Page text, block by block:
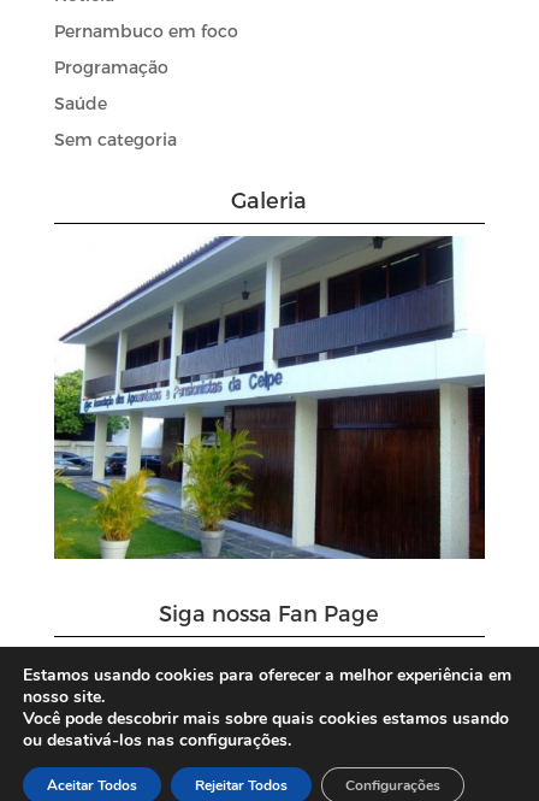
Pernambuco em foco
Programação
Saúde
Sem categoria
Galeria
Siga nossa Fan Page
Estamos usando cookies para oferecer a melhor experiência em
nosso site.
Você pode descobrir mais sobre quais cookies estamos usando
ou desativá-los nas configurações.
Aceitar Todos Rejeitar Todos Configurações